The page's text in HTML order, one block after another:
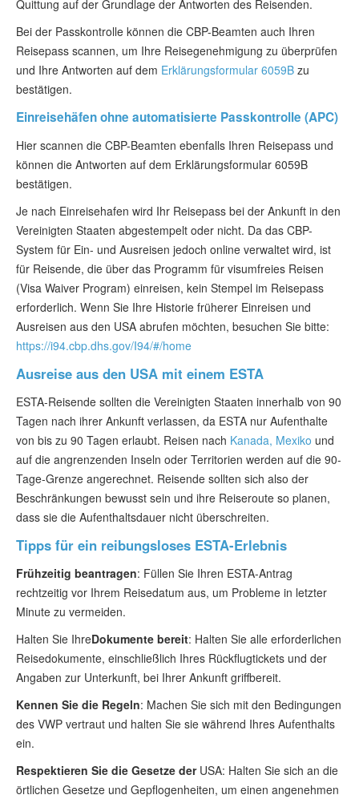
Quittung auf der Grundlage der Antworten des Reisenden.
Bei der Passkontrolle können die CBP-Beamten auch Ihren
Reisepass scannen, um Ihre Reisegenehmigung zu überprüfen
und Ihre Antworten auf dem Erklärungsformular 6059B zu
bestätigen.
Einreisehäfen ohne automatisierte Passkontrolle (APC)
Hier scannen die CBP-Beamten ebenfalls Ihren Reisepass und
können die Antworten auf dem Erklärungsformular 6059B
bestätigen.
Je nach Einreisehafen wird Ihr Reisepass bei der Ankunft in den
Vereinigten Staaten abgestempelt oder nicht. Da das CBP-
System für Ein- und Ausreisen jedoch online verwaltet wird, ist
für Reisende, die über das Programm für visumfreies Reisen
(Visa Waiver Program) einreisen, kein Stempel im Reisepass
erforderlich. Wenn Sie Ihre Historie früherer Einreisen und
Ausreisen aus den USA abrufen möchten, besuchen Sie bitte:
https://i94.cbp.dhs.gov/I94/#/home
Ausreise aus den USA mit einem ESTA
ESTA-Reisende sollten die Vereinigten Staaten innerhalb von 90
Tagen nach ihrer Ankunft verlassen, da ESTA nur Aufenthalte
von bis zu 90 Tagen erlaubt. Reisen nach Kanada, Mexiko und
auf die angrenzenden Inseln oder Territorien werden auf die 90-
Tage-Grenze angerechnet. Reisende sollten sich also der
Beschränkungen bewusst sein und ihre Reiseroute so planen,
dass sie die Aufenthaltsdauer nicht überschreiten.
Tipps für ein reibungsloses ESTA-Erlebnis
Frühzeitig beantragen: Füllen Sie Ihren ESTA-Antrag
rechtzeitig vor Ihrem Reisedatum aus, um Probleme in letzter
Minute zu vermeiden.
Halten Sie IhreDokumente bereit: Halten Sie alle erforderlichen
Reisedokumente, einschließlich Ihres Rückflugtickets und der
Angaben zur Unterkunft, bei Ihrer Ankunft griffbereit.
Kennen Sie die Regeln: Machen Sie sich mit den Bedingungen
des VWP vertraut und halten Sie sie während Ihres Aufenthalts
ein.
Respektieren Sie die Gesetze derUSA: Halten Sie sich an die
örtlichen Gesetze und Gepflogenheiten, um einen angenehmen